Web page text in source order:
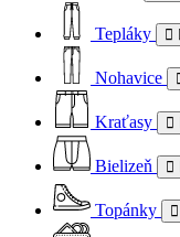
Tepláky
Nohavice
Kraťasy
Bielizeň
Topánky